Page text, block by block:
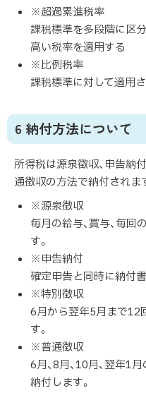
※超過累進税率
課税標準を多段階に区
高い税率を適用する
※比例税率
課税標準に対して適用
6 納付方法について
所得税は源泉徴収、申告納
通徴収の方法で納付されま
※源泉徴収
毎月の給与、賞与、毎
す。
※申告納付
確定申告と同時に納付
※特別徴収
6月から翌年5月まで12
す。
※普通徴収
6月、8月、10月、翌年1
納付します。